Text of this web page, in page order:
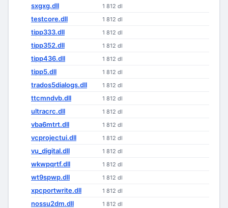
sxgxg.dll 1 812 dl
testcore.dll 1 812 dl
tipp333.dll 1 812 dl
tipp352.dll 1 812 dl
tipp436.dll 1 812 dl
tipp5.dll 1 812 dl
trados5dialogs.dll 1 812 dl
ttcmndvb.dll 1 812 dl
ultracrc.dll 1 812 dl
vba6mtrt.dll 1 812 dl
vcprojectui.dll 1 812 dl
vu_digital.dll 1 812 dl
wkwpqrtf.dll 1 812 dl
wt9spwp.dll 1 812 dl
xpcportwrite.dll 1 812 dl
nossu2dm.dll 1 812 dl